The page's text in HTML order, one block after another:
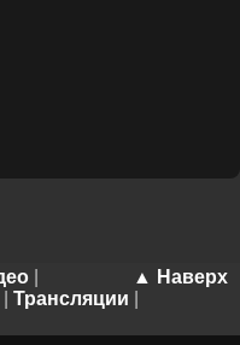
▲ Наверх
Трансляции